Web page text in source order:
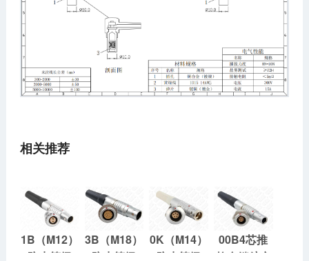
相关推荐
1B（M12）
防水等级
3B（M18）
防水等级
0K（M14）
防水等级
00B4芯推
拉自锁航空